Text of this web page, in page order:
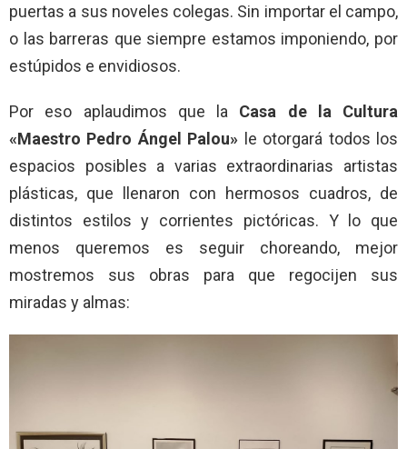
puertas a sus noveles colegas. Sin importar el campo,
o las barreras que siempre estamos imponiendo, por
estúpidos e envidiosos.
Por eso aplaudimos que la Casa de la Cultura
«Maestro Pedro Ángel Palou» le otorgará todos los
espacios posibles a varias extraordinarias artistas
plásticas, que llenaron con hermosos cuadros, de
distintos estilos y corrientes pictóricas. Y lo que
menos queremos es seguir choreando, mejor
mostremos sus obras para que regocijen sus
miradas y almas: